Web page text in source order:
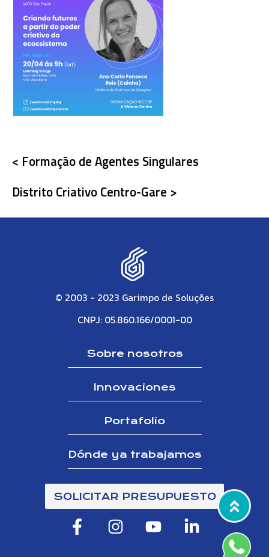
< Formação de Agentes Singulares
Distrito Criativo Centro-Gare >
© 2003 - 2023 Garimpo de Soluções
CNPJ: 05.860.166/0001-00
Sobre nosotros
Innovaciones
Portafolio
Dónde ya trabajamos
SOLICITAR PRESUPUESTO